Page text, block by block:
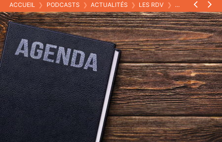
ACCUEIL ❯ PODCASTS ❯ ACTUALITÉS ❯ LES RDV ❯ 02 DÉCEMBRE